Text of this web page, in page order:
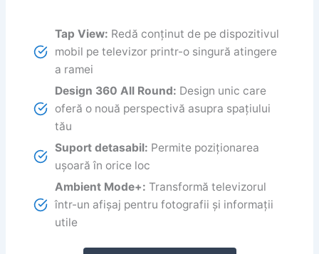
Tap View: Redă conținut de pe dispozitivul
mobil pe televizor printr-o singură atingere
a ramei
Design 360 All Round: Design unic care
oferă o nouă perspectivă asupra spațiului
tău
Suport detasabil: Permite poziționarea
ușoară în orice loc
Ambient Mode+: Transformă televizorul
într-un afișaj pentru fotografii și informații
utile